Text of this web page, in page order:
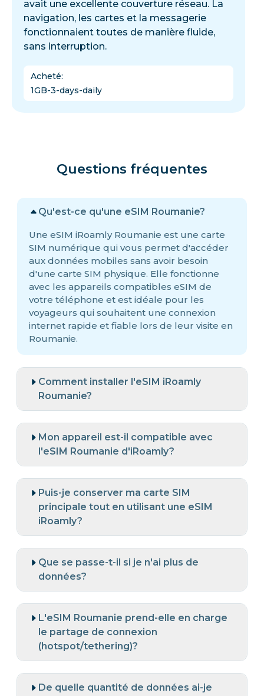
avait une excellente couverture réseau. La
navigation, les cartes et la messagerie
fonctionnaient toutes de manière fluide,
sans interruption.
Acheté:
1GB-3-days-daily
Questions fréquentes
Qu'est-ce qu'une eSIM Roumanie?
Une eSIM iRoamly Roumanie est une carte
SIM numérique qui vous permet d'accéder
aux données mobiles sans avoir besoin
d'une carte SIM physique. Elle fonctionne
avec les appareils compatibles eSIM de
votre téléphone et est idéale pour les
voyageurs qui souhaitent une connexion
internet rapide et fiable lors de leur visite en
Roumanie.
Comment installer l'eSIM iRoamly
Roumanie?
Mon appareil est-il compatible avec
l'eSIM Roumanie d'iRoamly?
Puis-je conserver ma carte SIM
principale tout en utilisant une eSIM
iRoamly?
Que se passe-t-il si je n'ai plus de
données?
L'eSIM Roumanie prend-elle en charge
le partage de connexion
(hotspot/tethering)?
De quelle quantité de données ai-je